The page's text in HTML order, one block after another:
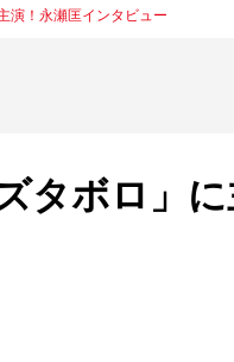
演！永瀬匡インタビュー
タボロ」